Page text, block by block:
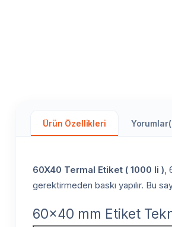
Ürün Özellikleri Yorumlar
60X40 Termal Etiket ( 1000 li ),
gerektirmeden baskı yapılır. Bu
60x40 mm Etiket